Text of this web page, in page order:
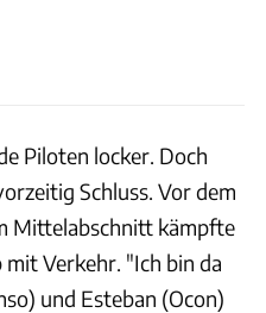
Piloten locker. Doch
Schluss. Vor dem
Mittelabschnitt kämpfte
Verkehr. "Ich bin da
und Esteban (Ocon)